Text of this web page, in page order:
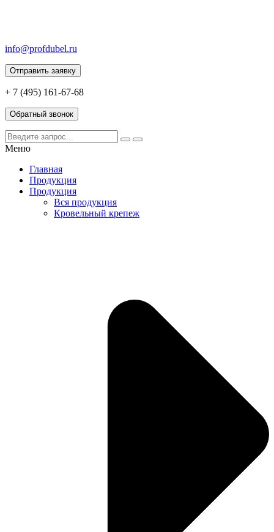
info@profdubel.ru
Отправить заявку
+ 7 (495) 161-67-68
Обратный звонок
Меню
Главная
Продукция
Продукция
Вся продукция
Кровельный крепеж